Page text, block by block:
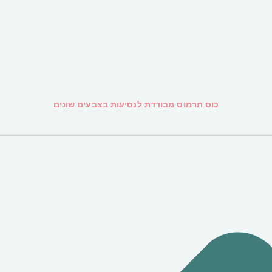
כוס תרמוס מבודדת לנסיעות בצבעים שונים